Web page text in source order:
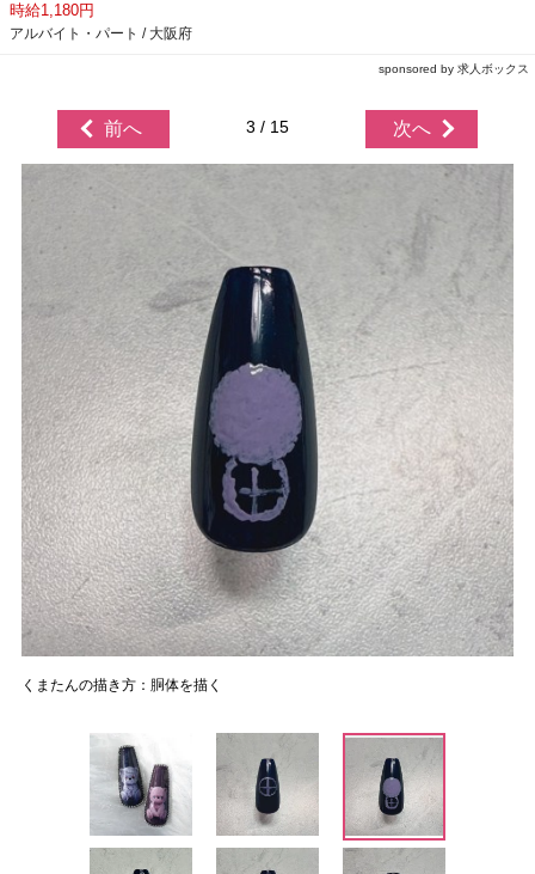
時給1,180円
アルバイト・パート / 大阪府
sponsored by 求人ボックス
前へ 3 / 15 次へ
くまたんの描き方：胴体を描く